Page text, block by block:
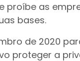
as
bases.
de 2020
proteger a